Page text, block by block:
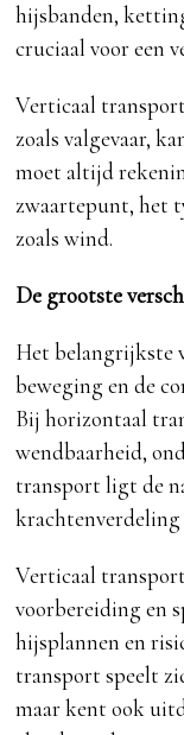
hijsbanden,
cruciaal voor een
Verticaal
zoals valgevaar,
moet altijd
zwaartepunt, het
zoals wind.
De grootste
Het belangrijkste
beweging en de
Bij horizontaal
wendbaarheid,
transport ligt de
Verticaal
voorbereiding en
hijsplannen en
transport speelt
maar kent ook